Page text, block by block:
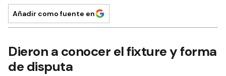
Añadir como fuente en
Dieron a conocer el fixture y forma
de disputa